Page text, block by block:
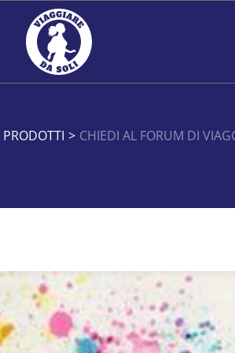
PRODOTTI > CHIEDI AL FORUM DI